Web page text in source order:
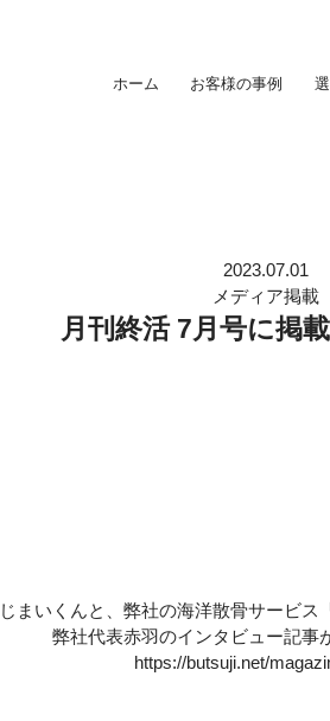
ホーム お客様の事例
2023.07.01
メディア掲載
月刊終活 7月号に掲
まいくんと、弊社の海洋散骨サービス
弊社代表赤羽のインタビュー記事
https://butsuji.net/